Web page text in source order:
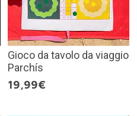
Gioco da tavolo da viaggio
Parchís
19,99€